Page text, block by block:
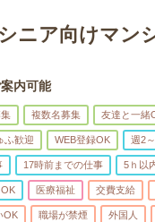
ニア向けマン
内可能
複数名募集 友達と一緒
ふ歓迎 WEB登録OK 週2
17時前までの仕事 5ｈ以
医療福祉 交費支給
OK 職場が禁煙 外国人